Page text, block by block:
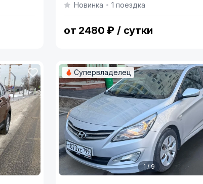
of
Новинка 1 поездка
от 2480 ₽ / сутки
Супервладелец
1 / 9